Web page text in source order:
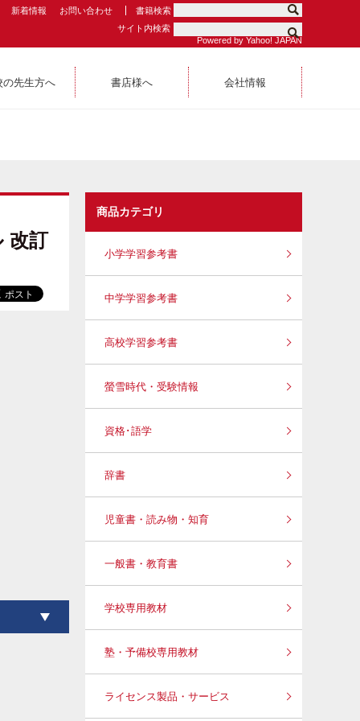
新着情報 お問い合わせ
書籍検索
サイト内検索
Powered by Yahoo! JAPAN
の先生方へ 書店様へ 会社情報
改訂
商品カテゴリ
小学学習参考書
中学学習参考書
高校学習参考書
螢雪時代・受験情報
資格･語学
辞書
児童書・読み物・知育
一般書・教育書
学校専用教材
塾・予備校専用教材
ライセンス製品・サービス